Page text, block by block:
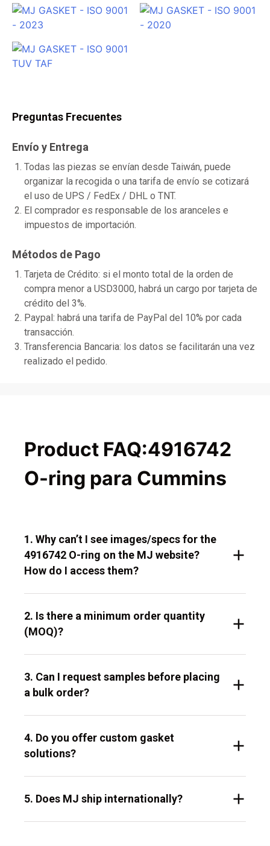
Preguntas Frecuentes
Envío y Entrega
Todas las piezas se envían desde Taiwán, puede
organizar la recogida o una tarifa de envío se cotizará
el uso de UPS / FedEx / DHL o TNT.
El comprador es responsable de los aranceles e
impuestos de importación.
Métodos de Pago
Tarjeta de Crédito: si el monto total de la orden de
compra menor a USD3000, habrá un cargo por tarjeta de
crédito del 3%.
Paypal: habrá una tarifa de PayPal del 10% por cada
transacción.
Transferencia Bancaria: los datos se facilitarán una vez
realizado el pedido.
Product FAQ:4916742
O-ring para Cummins
1. Why can’t I see images/specs for the
4916742 O-ring on the MJ website?
How do I access them?
2. Is there a minimum order quantity
(MOQ)?
3. Can I request samples before placing
a bulk order?
4. Do you offer custom gasket
solutions?
5. Does MJ ship internationally?